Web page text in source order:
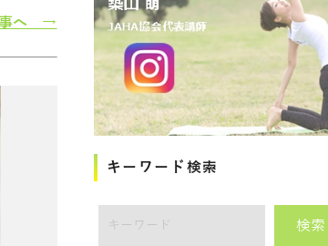
事へ →
キーワード検索
検索